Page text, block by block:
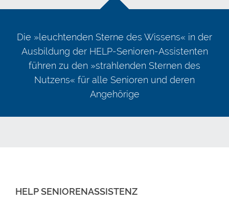
Die »leuchtenden Sterne des Wissens« in der
Ausbildung der HELP-Senioren-Assistenten
führen zu den »strahlenden Sternen des
Nutzens« für alle Senioren und deren
Angehörige
HELP SENIORENASSISTENZ